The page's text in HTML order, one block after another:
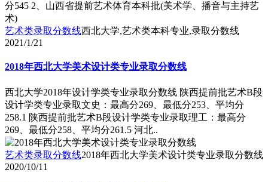
分545 2、山西省提前艺术体育本科批(美术学、播音与主持艺
术)
艺术类录取分数线西北大学,艺术类本科专业,录取分数线
2021/1/21
2018年西北大学美术设计类专业录取分数线
西北大学2018年设计学类专业录取分数线 陕西提前批艺术B段
设计学类专业录取文史：最高分269、最低分253、平均分
258.1 陕西提前批艺术B段设计学类专业录取理工：最高分
269、最低分258、平均分261.5 河北..
艺术类录取分数线2018年西北大学美术设计类专业录取分数线
2020/10/11